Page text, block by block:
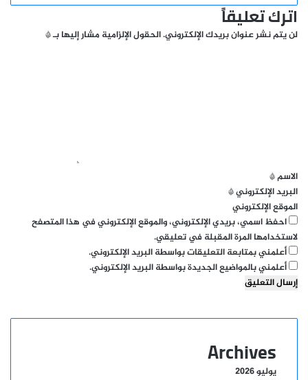
اترك تعليقاً
لن يتم نشر عنوان بريدك الإلكتروني.الحقول الإلزامية مشار إليها بـ*
الاسم*
البريد الإلكتروني*
الموقع الإلكتروني
احفظ اسمي، بريدي الإلكتروني، والموقع الإلكتروني في هذا المتصفح
لاستخدامها المرة المقبلة في تعليقي.
أعلمني بمتابعة التعليقات بواسطة البريد الإلكتروني.
أعلمني بالمواضيع الجديدة بواسطة البريد الإلكتروني.
Archives
يوليو 2026